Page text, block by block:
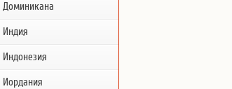
Доминикана
Индия
Индонезия
Иордания